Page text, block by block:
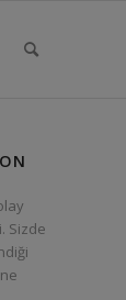
Sizde